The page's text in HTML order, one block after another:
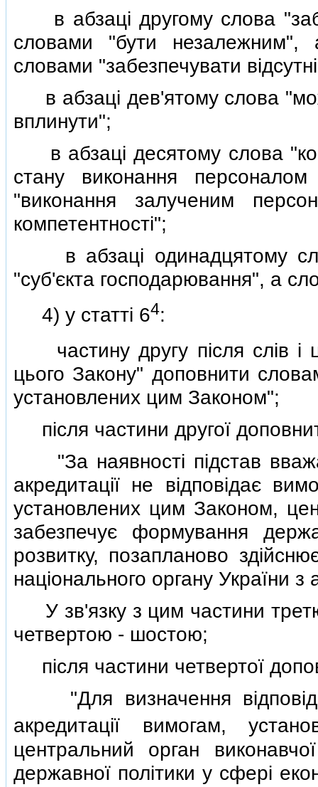
в абзацi другому слова
словами "бути незалежним",
словами "забезпечувати
в абзацi дев'ятому слова
вплинути";
в абзацi десятому слова
стану виконання
"виконання залученим
компетентностi";
в абзацi одинадцятому
"суб'єкта господарювання", а
4) у статтi 64:
частину другу пiсля слiв i
цього Закону" доповнити
установлених цим Законом";
пiсля частини другої
"За наявностi пiдстав
акредитацiї не вiдповiдає
установлених цим Законом,
забезпечує формування
розвитку, позапланово
нацiонального органу України з
У зв'язку з цим частини
четвертою - шостою;
пiсля частини четвертої
"Для визначення
акредитацiї вимогам,
центральний орган
державної полiтики у сферi